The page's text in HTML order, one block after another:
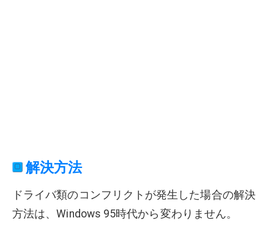
解決方法
ドライバ類のコンフリクトが発生した場合の解決
方法は、Windows 95時代から変わりません。